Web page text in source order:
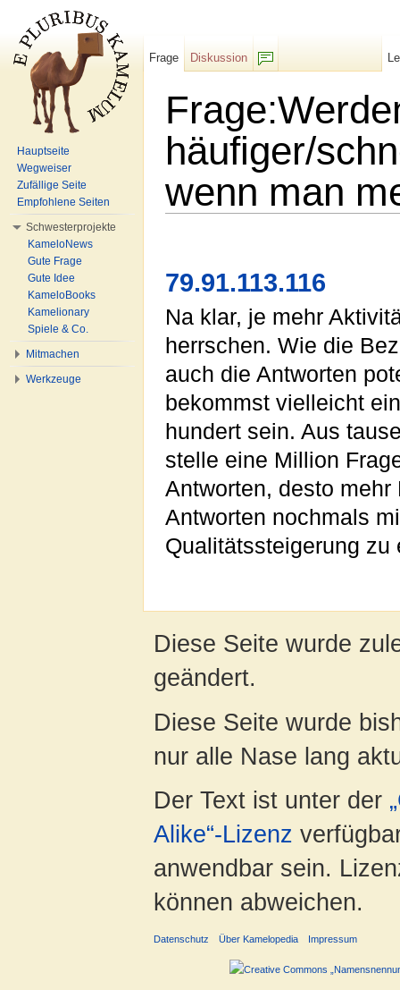
häufiger/
wenn man
79.91.113.116
Na klar, je mehr
herrschen. Wie die
auch die Antworten
bekommst vielleicht
hundert sein. Aus
stelle eine Million
Antworten, desto
Antworten nochmals
Qualitätssteigerung zu
Frage
Diskussion
Hauptseite
Wegweiser
Zufällige Seite
Empfohlene Seiten
Schwesterprojekte
KameloNews
Gute Frage
Gute Idee
KameloBooks
Kamelionary
Spiele & Co.
Mitmachen
Werkzeuge
Diese Seite wurde
geändert.
Diese Seite wurde
nur alle Nase lang
Der Text ist unter der
Alike“-Lizenz
anwendbar sein.
können abweichen.
Datenschutz Über Kamelopedia Impressum